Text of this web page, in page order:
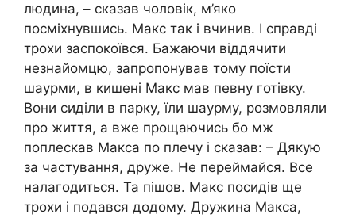
людина, – сказав чоловік, м’яко
посміхнувшись. Макс так і вчинив. І справді
трохи заспокоївся. Бажаючи віддячити
незнайомцю, запропонував тому поїсти
шаурми, в кишені Макс мав певну готівку.
Вони сиділи в парку, їли шаурму, розмовляли
про життя, а вже прощаючись бо мж
поплескав Макса по плечу і сказав: – Дякую
за частування, друже. Не переймайся. Все
налагодиться. Та пішов. Макс посидів ще
трохи і подався додому. Дружина Макса,